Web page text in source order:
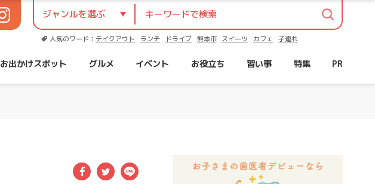
人気のワード：テイクアウト ランチ ドライブ 熊本市 スイーツ カフェ 子連れ
お出かけスポット グルメ イベント お役立ち 習い事 特集 PR
Facebook
TwitterLINE